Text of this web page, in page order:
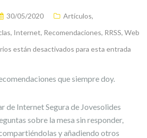
30/05/2020 Artículos,
, Internet, Recomendaciones, RRSS, Web
están desactivados para esta entrada
que siempre doy.
de Internet Segura de Jovesolides
sobre la mesa sin responder,
y añadiendo otros